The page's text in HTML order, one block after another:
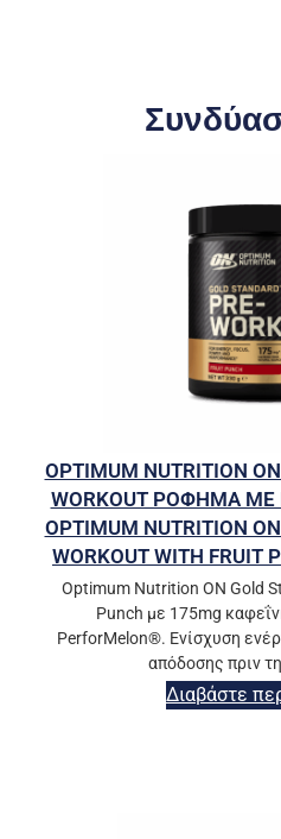
OPTIMUM NUTRITION
WORKOUT ΡΟΦΗΜΑ ΜΕ
OPTIMUM NUTRITION
WORKOUT WITH FRUIT
Optimum Nutrition ON Gold
Punch με 175mg
PerforMelon®. Ενίσχυση
απόδοσης πριν
Διαβάστε